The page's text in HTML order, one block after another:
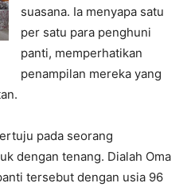
suasana. Ia menyapa satu
per satu para penghuni
panti, memperhatikan
penampilan mereka yang
pada seorang
dengan tenang. Dialah Oma
tersebut dengan usia 96